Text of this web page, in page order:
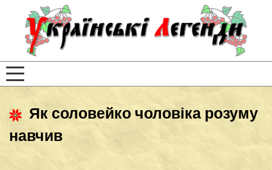
Як соловейко чоловіка розуму
навчив